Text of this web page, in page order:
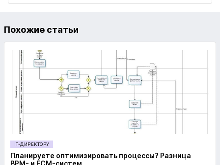
Похожие статьи
IT-ДИРЕКТОРУ
Планируете оптимизировать процессы? Разница
BPM- и ECM-систем